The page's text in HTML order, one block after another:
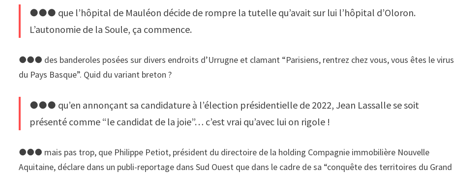
●●● que l’hôpital de Mauléon décide de rompre la tutelle qu’avait sur lui l’hôpital d’Oloron.
L’autonomie de la Soule, ça commence.
●●● des banderoles posées sur divers endroits d’Urrugne et clamant “Parisiens, rentrez chez vous, vous êtes le virus
du Pays Basque”. Quid du variant breton ?
●●● qu’en annonçant sa candidature à l’élection présidentielle de 2022, Jean Lassalle se soit
présenté comme “le candidat de la joie”… c’est vrai qu’avec lui on rigole !
●●● mais pas trop, que Philippe Petiot, président du directoire de la holding Compagnie immobilière Nouvelle
Aquitaine, déclare dans un publi-reportage dans Sud Ouest que dans le cadre de sa “conquête des territoires du Grand